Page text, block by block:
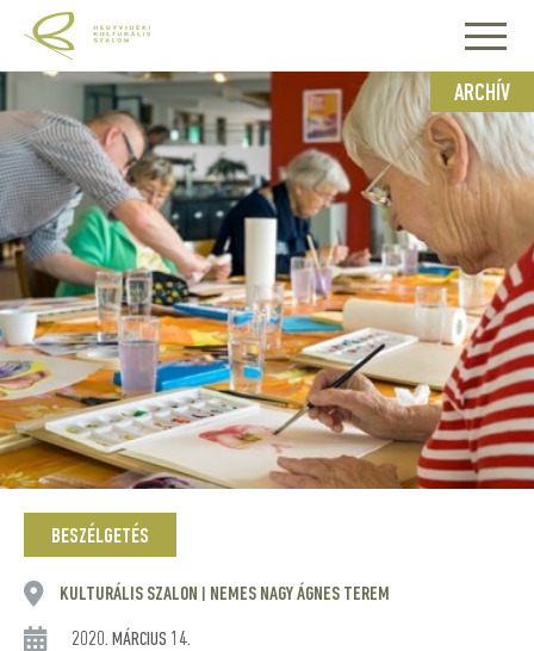
ARCHÍV
BESZÉLGETÉS
KULTURÁLIS SZALON NEMES NAGY ÁGNES TEREM
2020. MÁRCIUS 14.